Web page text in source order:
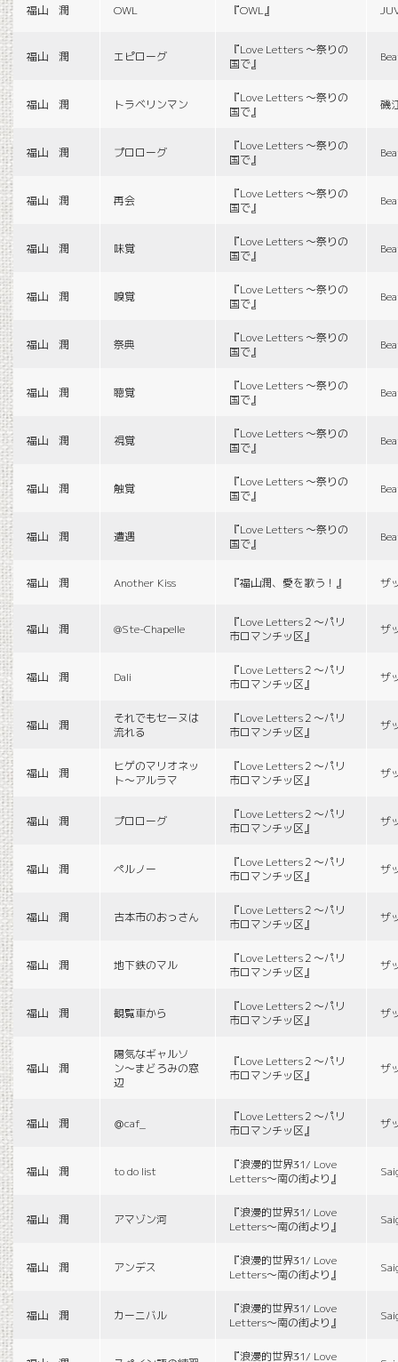
福山 潤 OWL 『OWL』
福山 潤 エピローグ
『Love Letters 〜祭りの
国で』
福山 潤 トラベリンマン
『Love Letters 〜祭りの
国で』
磯
福山 潤 プロローグ
『Love Letters 〜祭りの
国で』
福山 潤 再会
『Love Letters 〜祭りの
国で』
福山 潤 味覚
『Love Letters 〜祭りの
国で』
福山 潤 嗅覚
『Love Letters 〜祭りの
国で』
福山 潤 祭典
『Love Letters 〜祭りの
国で』
福山 潤 聴覚
『Love Letters 〜祭りの
国で』
福山 潤 視覚
『Love Letters 〜祭りの
国で』
福山 潤 触覚
『Love Letters 〜祭りの
国で』
福山 潤 遭遇
『Love Letters 〜祭りの
国で』
福山 潤 Another Kiss 『福山潤、愛を歌う！』 ザ
福山 潤 @Ste-Chapelle
『Love Letters２〜パリ
市ロマンチッ区』
ザ
福山 潤 Dali
『Love Letters２〜パリ
市ロマンチッ区』
ザ
福山 潤
それでもセーヌは
流れる
『Love Letters２〜パリ
市ロマンチッ区』
ザ
福山 潤
ヒゲのマリオネッ
ト〜アルラマ
『Love Letters２〜パリ
市ロマンチッ区』
ザ
福山 潤 プロローグ
『Love Letters２〜パリ
市ロマンチッ区』
ザ
福山 潤 ペルノー
『Love Letters２〜パリ
市ロマンチッ区』
ザ
福山 潤 古本市のおっさん
『Love Letters２〜パリ
市ロマンチッ区』
ザ
福山 潤 地下鉄のマル
『Love Letters２〜パリ
市ロマンチッ区』
ザ
福山 潤 観覧車から
『Love Letters２〜パリ
市ロマンチッ区』
ザ
福山 潤
陽気なギャルソ
ン〜まどろみの窓
辺
『Love Letters２〜パリ
市ロマンチッ区』
ザ
福山 潤 ＠caf_
『Love Letters２〜パリ
市ロマンチッ区』
ザ
福山 潤 to do list
『浪漫的世界31/ Love
Letters〜南の街より』
福山 潤 アマゾン河
『浪漫的世界31/ Love
Letters〜南の街より』
福山 潤 アンデス
『浪漫的世界31/ Love
Letters〜南の街より』
福山 潤 カーニバル
『浪漫的世界31/ Love
Letters〜南の街より』
『浪漫的世界31/ Love